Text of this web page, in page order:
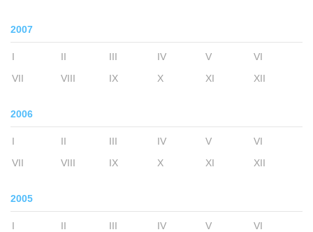
2007
I II III IV V
VI
VII
VIII IX X XI XII
2006
I II III IV V
VI
VII
VIII IX X XI XII
2005
I II III IV V
VI